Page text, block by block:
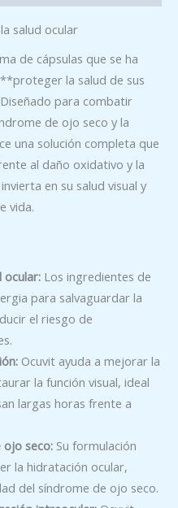
salud ocular
de cápsulas que se ha
la salud de sus
para combatir
de ojo seco y la
una solución completa que
al daño oxidativo y la
en su salud visual y
vida.
ocular:Los ingredientes de
para salvaguardar la
el riesgo de
Ocuvit ayuda a mejorar la
la función visual, ideal
largas horas frente a
ojo seco:Su formulación
la hidratación ocular,
del síndrome de ojo seco.